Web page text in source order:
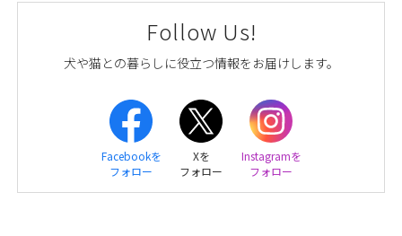
Follow Us!
犬や猫との暮らしに役立つ情報をお届けします。
Facebookを
フォロー
Xを
フォロー
Instagramを
フォロー